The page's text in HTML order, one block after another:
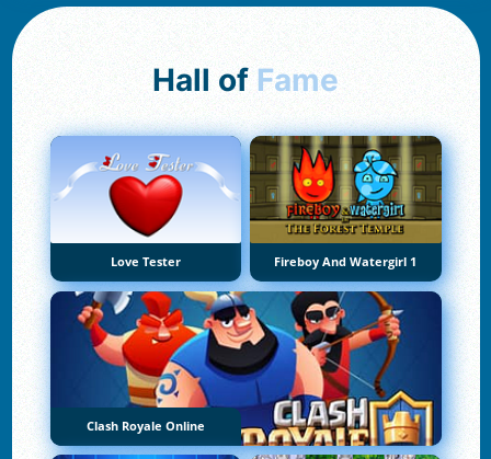
Hall of Fame
Love Tester Fireboy And Watergirl 1
Clash Royale Online